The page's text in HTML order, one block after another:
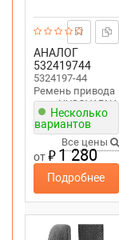
АНАЛОГ
532419744
5324197-44
Ремень привода
хода HUSQVARNA
ST276, PSB270
Несколько
вариантов
от₽1 280
Все цены
Подробнее